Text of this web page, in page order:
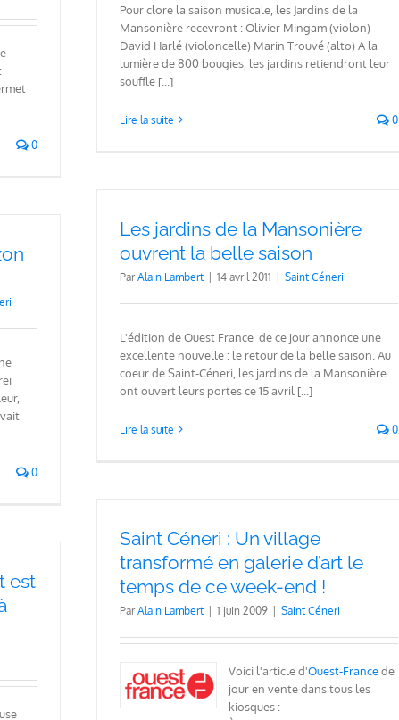
Pour clore la saison musicale, les Jardins de la
Mansonière recevront : Olivier Mingam (violon)
David Harlé (violoncelle) Marin Trouvé (alto) A la
lumière de 800 bougies, les jardins retiendront leur
souffle [...]
Lire la suite 0
0
Les jardins de la Mansonière
ouvrent la belle saison
ParAlain Lambert 14 avril 2011 Saint Céneri
L'édition de Ouest France de ce jour annonce une
excellente nouvelle : le retour de la belle saison. Au
coeur de Saint-Céneri, les jardins de la Mansonière
ont ouvert leurs portes ce 15 avril [...]
Lire la suite 0
0
Saint Céneri : Un village
transformé en galerie d’art le
temps de ce week-end !
ParAlain Lambert 1 juin 2009 Saint Céneri
Voici l'article d'Ouest-Francede
jour en vente dans tous les
kiosques :
est